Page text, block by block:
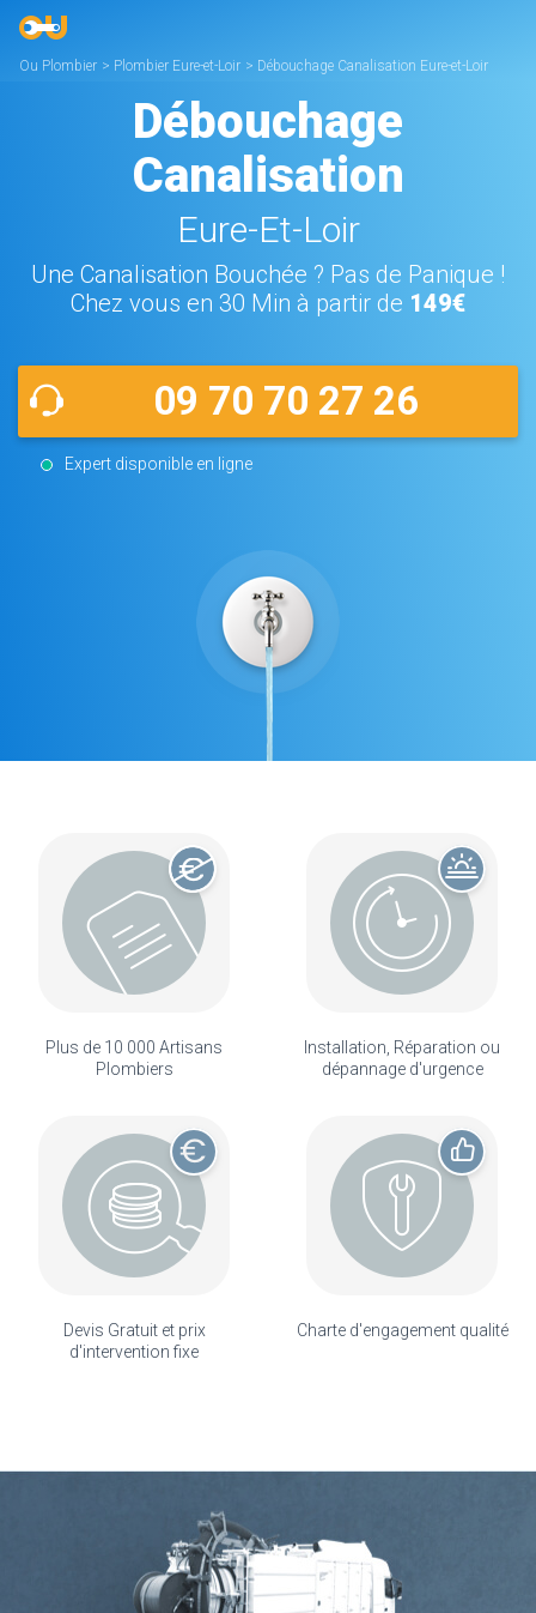
Ou Plombier > Plombier Eure-et-Loir > Débouchage Canalisation Eure-et-Loir
Débouchage
Canalisation
Eure-Et-Loir
Une Canalisation Bouchée ? Pas de Panique !
Chez vous en 30 Min à partir de 149€
09 70 70 27 26
Expert disponible en ligne
Plus de 10 000 Artisans
Plombiers
Installation, Réparation ou
dépannage d'urgence
Devis Gratuit et prix
d'intervention fixe
Charte d'engagement qualité